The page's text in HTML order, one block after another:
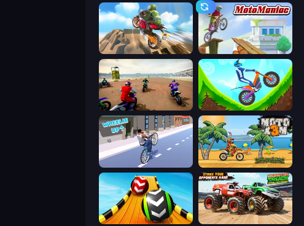
Cartoon Moto Stunt Moto Maniac
Super MX - The Champion Hill Climb on Moto Bike
Wheelie Up Moto X3M
Sky Balls 3D Monster Truck Demolition Derby